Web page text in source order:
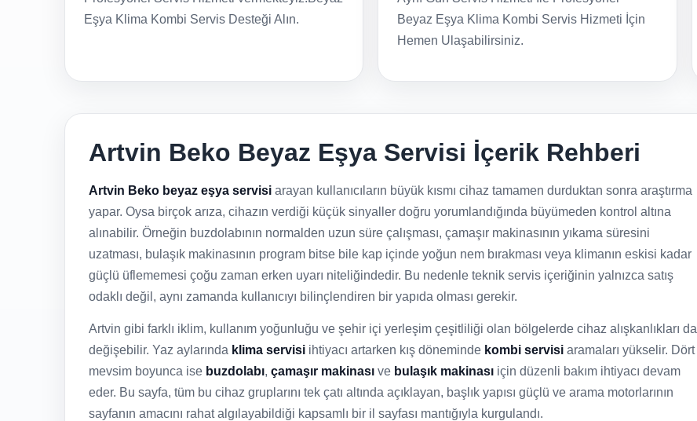
Eşya Klima Kombi Servis Desteği Alın.
Beyaz Eşya Klima Kombi Servis Hizmeti İçin
Hemen Ulaşabilirsiniz.
Artvin Beko Beyaz Eşya Servisi İçerik Rehberi
Artvin Beko beyaz eşya servisi arayan kullanıcıların büyük kısmı cihaz tamamen durduktan sonra araştırma
yapar. Oysa birçok arıza, cihazın verdiği küçük sinyaller doğru yorumlandığında büyümeden kontrol altına
alınabilir. Örneğin buzdolabının normalden uzun süre çalışması, çamaşır makinasının yıkama süresini
uzatması, bulaşık makinasının program bitse bile kap içinde yoğun nem bırakması veya klimanın eskisi kadar
güçlü üflememesi çoğu zaman erken uyarı niteliğindedir. Bu nedenle teknik servis içeriğinin yalnızca satış
odaklı değil, aynı zamanda kullanıcıyı bilinçlendiren bir yapıda olması gerekir.
Artvin gibi farklı iklim, kullanım yoğunluğu ve şehir içi yerleşim çeşitliliği olan bölgelerde cihaz alışkanlıkları da
değişebilir. Yaz aylarında klima servisi ihtiyacı artarken kış döneminde kombi servisi aramaları yükselir. Dört
mevsim boyunca ise buzdolabı, çamaşır makinası ve bulaşık makinası için düzenli bakım ihtiyacı devam
eder. Bu sayfa, tüm bu cihaz gruplarını tek çatı altında açıklayan, başlık yapısı güçlü ve arama motorlarının
sayfanın amacını rahat algılayabildiği kapsamlı bir il sayfası mantığıyla kurgulandı.